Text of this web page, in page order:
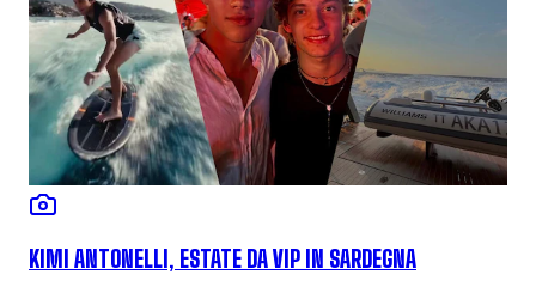
KIMI ANTONELLI, ESTATE DA VIP IN SARDEGNA